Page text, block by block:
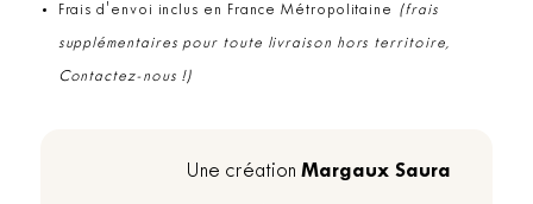
Frais d'envoi inclus en France Métropolitaine (frais
supplémentaires pour toute livraison hors territoire,
Contactez-nous !)
Une création Margaux Saura